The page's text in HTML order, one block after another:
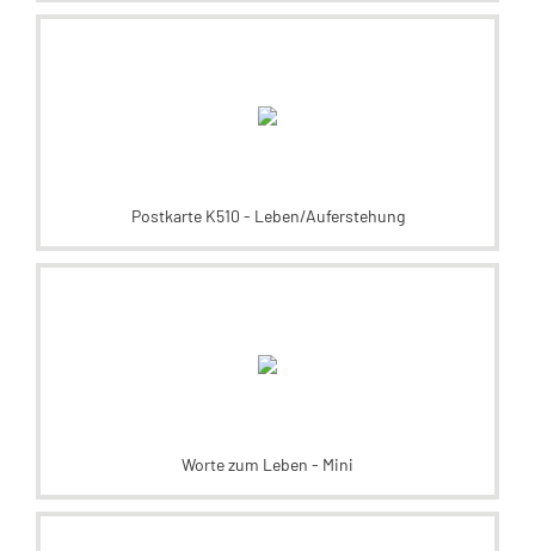
Postkarte K510 - Leben/Auferstehung
Worte zum Leben - Mini